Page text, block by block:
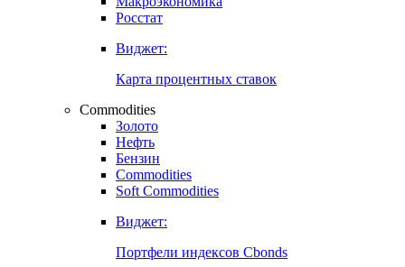
Росстат
Виджет:
Карта процентных ставок
Commodities
Золото
Нефть
Бензин
Commodities
Soft Commodities
Виджет:
Портфели индексов Cbonds